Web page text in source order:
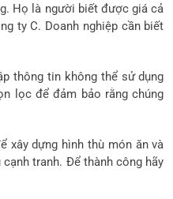
Họ là người biết được giá cả
ty C. Doanh nghiệp cần biết
thông tin không thể sử dụng
lọc để đảm bảo rằng chúng
xây dựng hình thù món ăn và
tranh. Để thành công hãy